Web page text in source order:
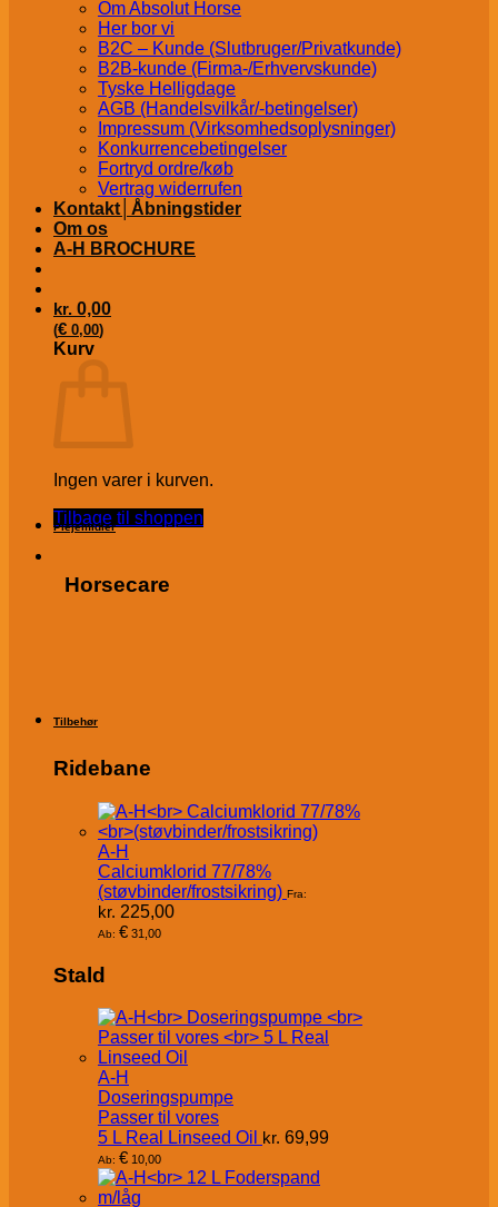
Om Absolut Horse
Her bor vi
B2C – Kunde (Slutbruger/Privatkunde)
B2B-kunde (Firma-/Erhvervskunde)
Tyske Helligdage
AGB (Handelsvilkår/-betingelser)
Impressum (Virksomhedsoplysninger)
Konkurrencebetingelser
Fortryd ordre/køb
Vertrag widerrufen
Kontakt│Åbningstider
Om os
A-H BROCHURE
kr. 0,00
(€ 0,00)
Kurv
Ingen varer i kurven.
Tilbage til shoppen
Plejemidler
Horsecare
Tilbehør
Ridebane
A-H
Calciumklorid 77/78%
(støvbinder/frostsikring) Fra:
kr. 225,00
Ab: € 31,00
Stald
A-H
Doseringspumpe
Passer til vores
5 L Real Linseed Oil kr. 69,99
Ab: € 10,00